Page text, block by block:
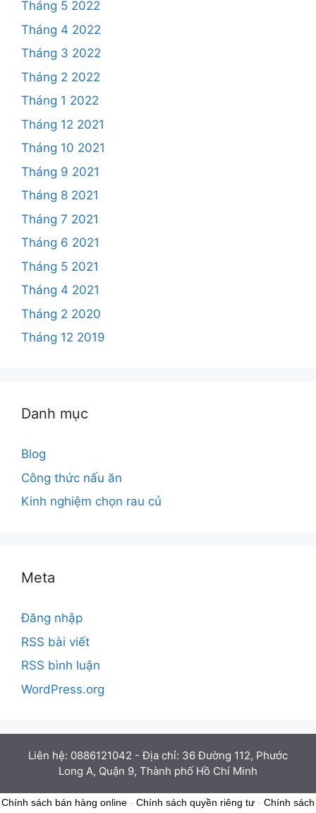
Tháng 5 2022
Tháng 4 2022
Tháng 3 2022
Tháng 2 2022
Tháng 1 2022
Tháng 12 2021
Tháng 10 2021
Tháng 9 2021
Tháng 8 2021
Tháng 7 2021
Tháng 6 2021
Tháng 5 2021
Tháng 4 2021
Tháng 2 2020
Tháng 12 2019
Danh mục
Blog
Công thức nấu ăn
Kinh nghiệm chọn rau củ
Meta
Đăng nhập
RSS bài viết
RSS bình luận
WordPress.org
Liên hệ: 0886121042 - Địa chỉ: 36 Đường 112, Phước
Long A, Quận 9, Thành phố Hồ Chí Minh
Chính sách bán hàng online - Chính sách quyền riêng tư - Chính sách